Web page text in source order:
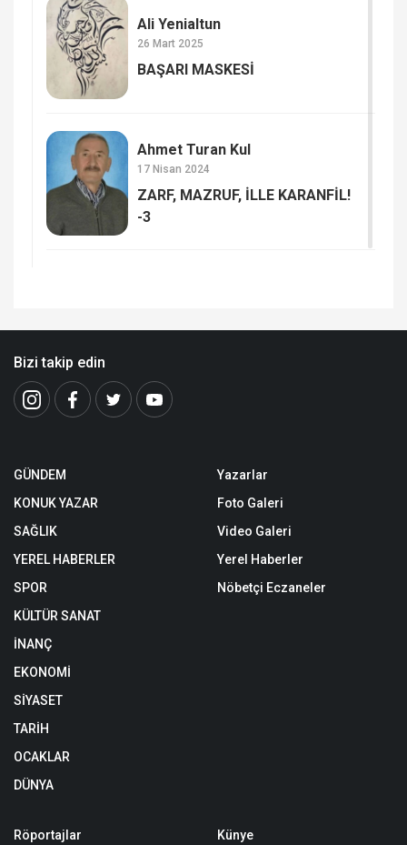
Ali Yenialtun
26 Mart 2025
BAŞARI MASKESİ
Ahmet Turan Kul
17 Nisan 2024
ZARF, MAZRUF, İLLE KARANFİL!
-3
Bizi takip edin
GÜNDEM
KONUK YAZAR
SAĞLIK
YEREL HABERLER
SPOR
KÜLTÜR SANAT
İNANÇ
EKONOMİ
SİYASET
TARİH
OCAKLAR
DÜNYA
Yazarlar
Foto Galeri
Video Galeri
Yerel Haberler
Nöbetçi Eczaneler
Röportajlar Künye